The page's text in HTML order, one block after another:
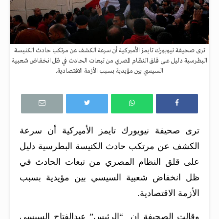
ترى صحيفة نيويورك تايمز الأميركية أن سرعة الكشف عن مرتكب حادث الكنيسة
البطرسية دليل على قلق النظام المصري من تبعات الحادث في ظل انخفاض شعبية
السيسي بين مؤيدية بسبب الأزمة الاقتصادية.
ترى صحيفة نيويورك تايمز الأميركية أن سرعة
الكشف عن مرتكب حادث الكنيسة البطرسية دليل
على قلق النظام المصري من تبعات الحادث في
ظل انخفاض شعبية السيسي بين مؤيدية بسبب
الأزمة الاقتصادية.
وقالت الصحيفة إن “الرئيس” عبدالفتاح السيسي